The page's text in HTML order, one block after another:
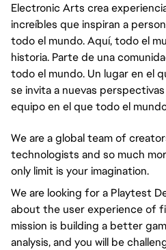
Electronic Arts crea
increíbles que inspiran a
todo el mundo. Aquí, todo el
historia. Parte de una
todo el mundo. Un lugar en el
se invita a nuevas
equipo en el que todo el
We are a global team of
technologists and so much
only limit is your imagination.
We are looking for a Playtest
about the user experience of
mission is building a better
analysis, and you will be